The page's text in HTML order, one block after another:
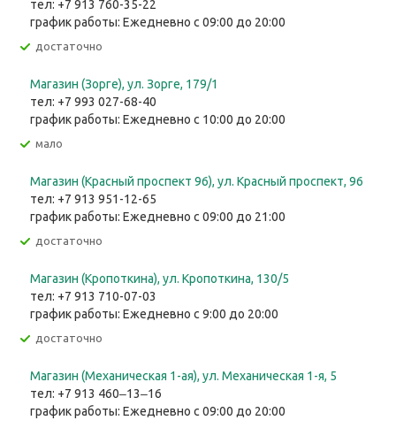
тел: +7 913 760-35-22
график работы: Ежедневно с 09:00 до 20:00
Достаточно
Магазин (Зорге), ул. Зорге, 179/1
тел: +7 993 027-68-40
график работы: Ежедневно с 10:00 до 20:00
Мало
Магазин (Красный проспект 96), ул. Красный проспект, 96
тел: +7 913 951-12-65
график работы: Ежедневно с 09:00 до 21:00
Достаточно
Магазин (Кропоткина), ул. ​Кропоткина, 130/5
тел: +7 913 710-07-03
график работы: Ежедневно с 9:00 до 20:00
Достаточно
Магазин (Механическая 1-ая), ул. ​Механическая 1-я, 5
тел: +7 913 460‒13‒16
график работы: Ежедневно с 09:00 до 20:00